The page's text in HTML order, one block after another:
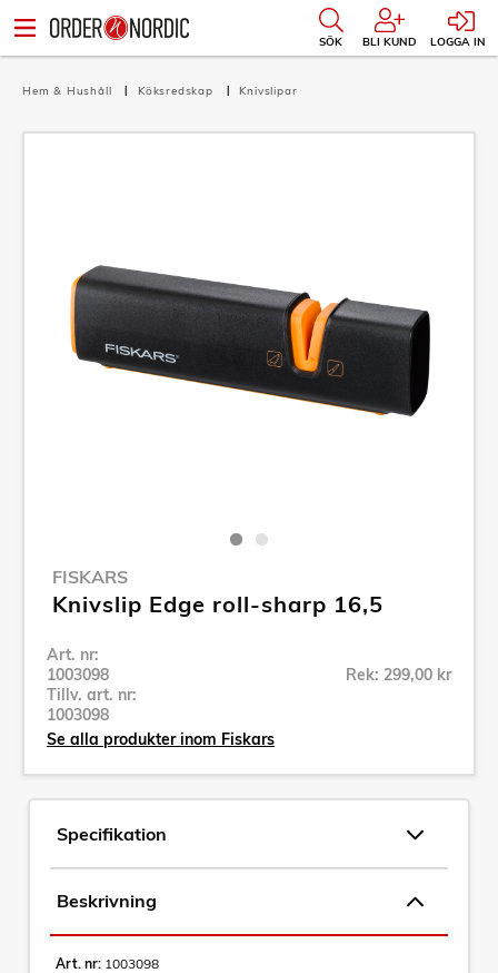
SÖK BLI KUND LOGGA IN
Hem & Hushåll Köksredskap Knivslipar
FISKARS
Knivslip Edge roll-sharp 16,5
Art. nr:
1003098
Tillv. art. nr:
1003098
Rek: 299,00 kr
Se alla produkter inom Fiskars
Specifikation
Beskrivning
Art. nr: 1003098